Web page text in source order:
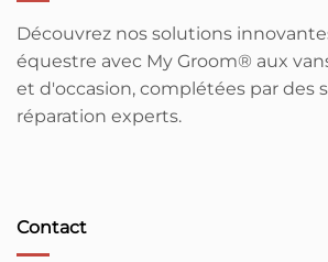
Découvrez nos solutions
équestre avec My Groom® aux
et d'occasion, complétées par des
réparation experts.
Contact